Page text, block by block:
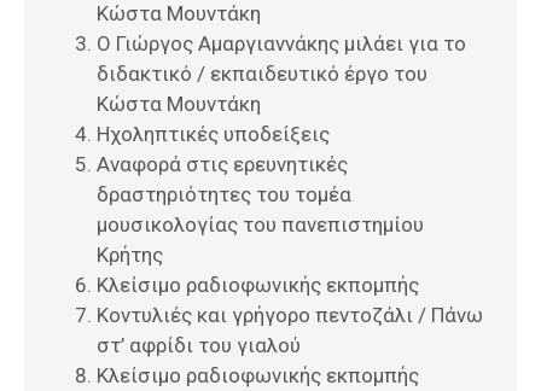
Κώστα Μουντάκη
Ο Γιώργος Αμαργιαννάκης μιλάει για το
διδακτικό / εκπαιδευτικό έργο του
Κώστα Μουντάκη
Ηχοληπτικές υποδείξεις
Αναφορά στις ερευνητικές
δραστηριότητες του τομέα
μουσικολογίας του πανεπιστημίου
Κρήτης
Κλείσιμο ραδιοφωνικής εκπομπής
Κοντυλιές και γρήγορο πεντοζάλι / Πάνω
στ’ αφρίδι του γιαλού
Κλείσιμο ραδιοφωνικής εκπομπής